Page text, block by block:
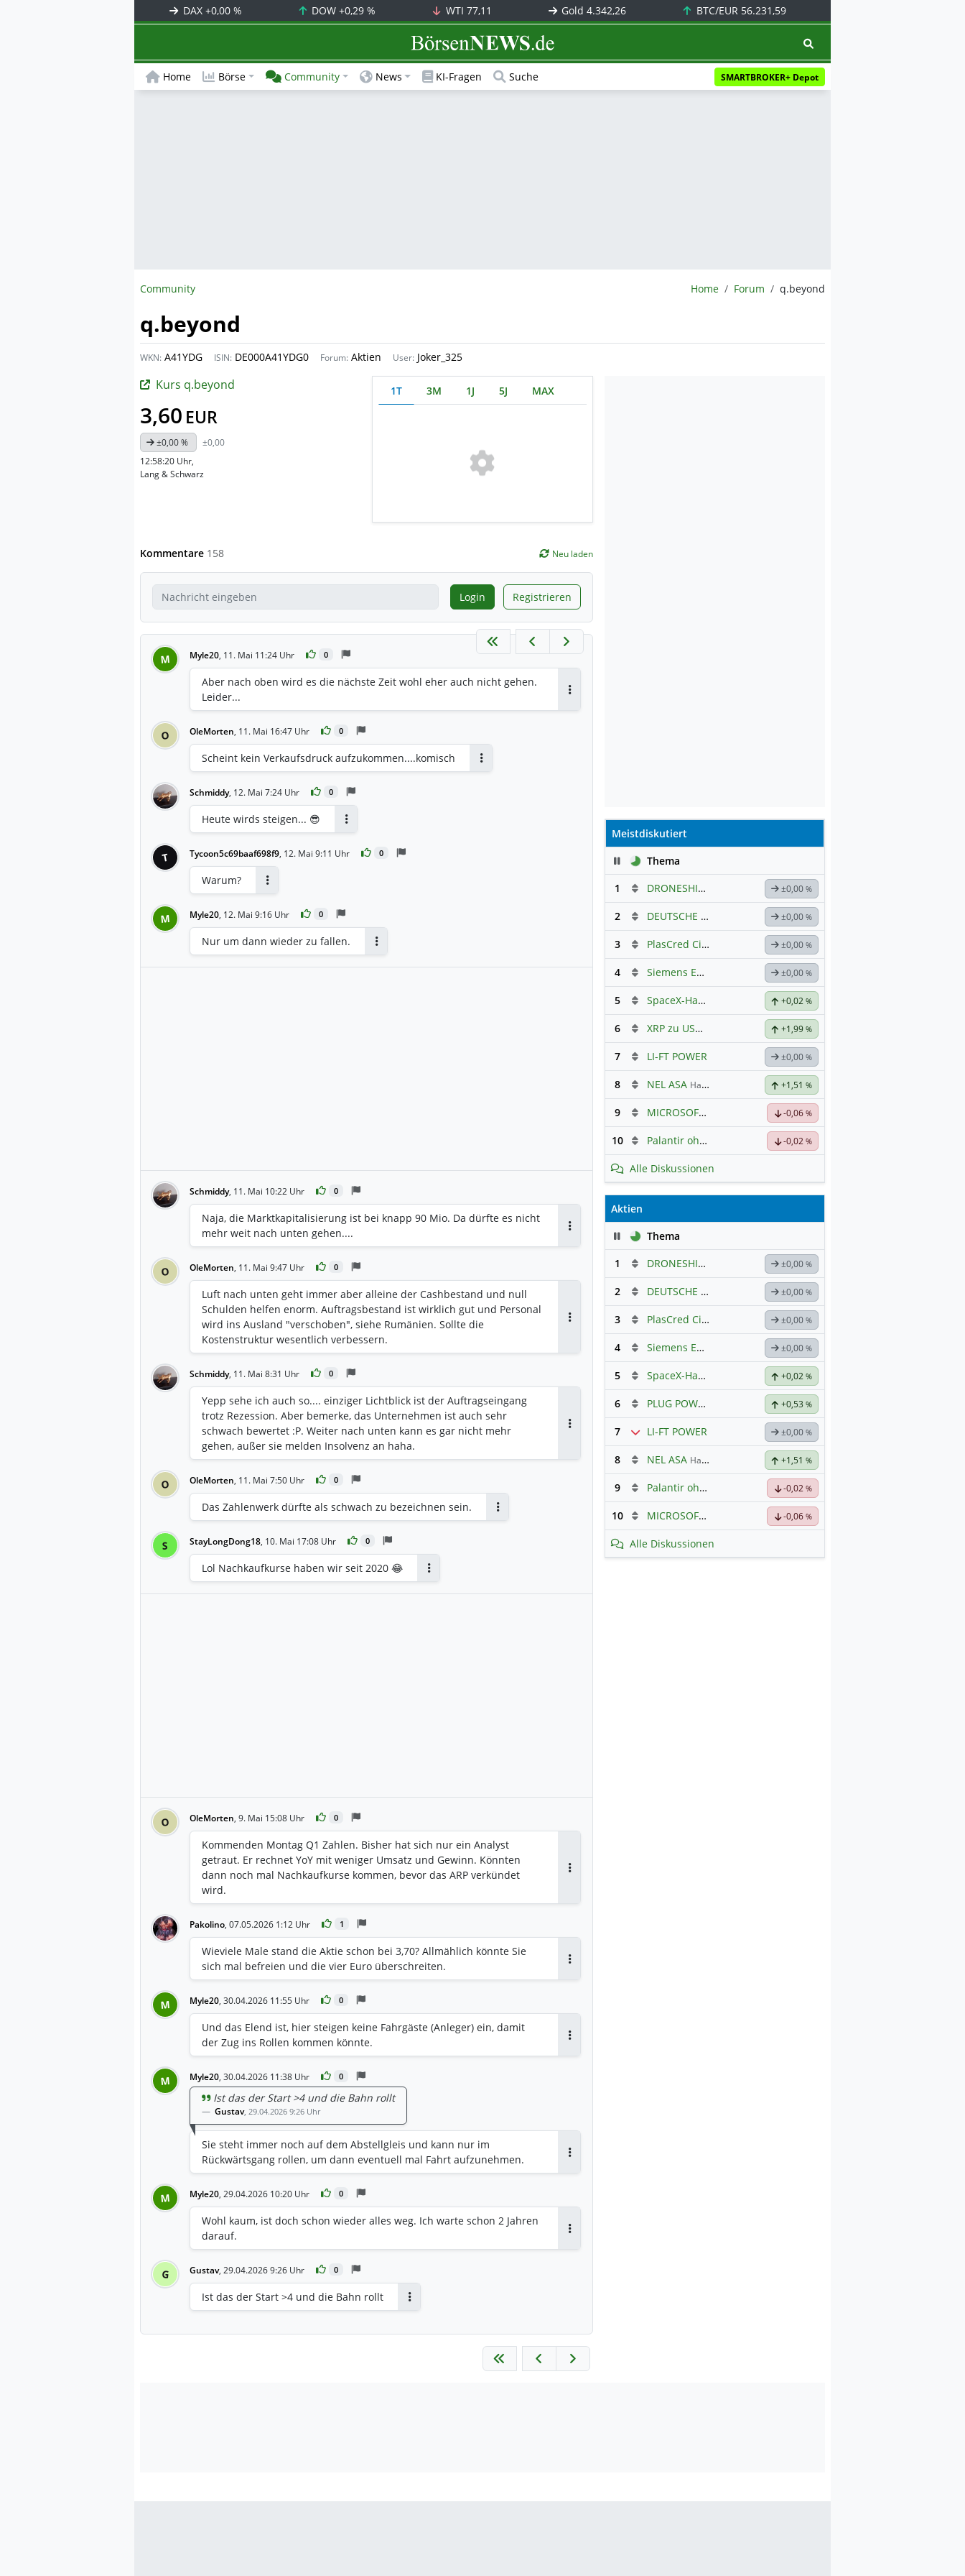
DAX +0,00 % DOW+0,29 % WTI 77,11 Gold4.342,26 BTC/EUR 56.231,59
BörsenNEWS.de
Home Börse Community News KI-Fragen Suche SMARTBROKER+ Depot
Community BörsenNEWS.de
Home Forum q.beyond
q.beyond
WKN: A41YDG ISIN: DE000A41YDG0 Forum: Aktien User: Joker_325
Kurs q.beyond
3,60 EUR
±0,00 %
±0,00
12:58:20 Uhr,
Lang & Schwarz
1T 3M 1J 5J MAX
Kommentare 158 Neu laden
Login Registrieren
M Myle20, 11. Mai 11:24 Uhr 0
Aber nach oben wird es die nächste Zeit wohl eher auch nicht gehen.
Leider...
O OleMorten, 11. Mai 16:47 Uhr 0
Scheint kein Verkaufsdruck aufzukommen....komisch
Schmiddy, 12. Mai 7:24 Uhr 0
Heute wirds steigen... 😎
T Tycoon5c69baaf698f9, 12. Mai 9:11 Uhr 0
Warum?
M Myle20, 12. Mai 9:16 Uhr 0
Nur um dann wieder zu fallen.
Schmiddy, 11. Mai 10:22 Uhr 0
Naja, die Marktkapitalisierung ist bei knapp 90 Mio. Da dürfte es nicht
mehr weit nach unten gehen....
O OleMorten, 11. Mai 9:47 Uhr 0
Luft nach unten geht immer aber alleine der Cashbestand und null
Schulden helfen enorm. Auftragsbestand ist wirklich gut und Personal
wird ins Ausland "verschoben", siehe Rumänien. Sollte die
Kostenstruktur wesentlich verbessern.
Schmiddy, 11. Mai 8:31 Uhr 0
Yepp sehe ich auch so.... einziger Lichtblick ist der Auftragseingang
trotz Rezession. Aber bemerke, das Unternehmen ist auch sehr
schwach bewertet :P. Weiter nach unten kann es gar nicht mehr
gehen, außer sie melden Insolvenz an haha.
O OleMorten, 11. Mai 7:50 Uhr 0
Das Zahlenwerk dürfte als schwach zu bezeichnen sein.
S StayLongDong18, 10. Mai 17:08 Uhr 0
Lol Nachkaufkurse haben wir seit 2020 😂
O OleMorten, 9. Mai 15:08 Uhr 0
Kommenden Montag Q1 Zahlen. Bisher hat sich nur ein Analyst
getraut. Er rechnet YoY mit weniger Umsatz und Gewinn. Könnten
dann noch mal Nachkaufkurse kommen, bevor das ARP verkündet
wird.
Pakolino, 07.05.2026 1:12 Uhr 1
Wieviele Male stand die Aktie schon bei 3,70? Allmählich könnte Sie
sich mal befreien und die vier Euro überschreiten.
M Myle20, 30.04.2026 11:55 Uhr 0
Und das Elend ist, hier steigen keine Fahrgäste (Anleger) ein, damit
der Zug ins Rollen kommen könnte.
M Myle20, 30.04.2026 11:38 Uhr 0
Ist das der Start >4 und die Bahn rollt
Gustav, 29.04.2026 9:26 Uhr
Sie steht immer noch auf dem Abstellgleis und kann nur im
Rückwärtsgang rollen, um dann eventuell mal Fahrt aufzunehmen.
M Myle20, 29.04.2026 10:20 Uhr 0
Wohl kaum, ist doch schon wieder alles weg. Ich warte schon 2 Jahren
darauf.
G Gustav, 29.04.2026 9:26 Uhr 0
Ist das der Start >4 und die Bahn rollt
Meistdiskutiert
PauseThema
1
DRONESHIELD LTD Hauptdiskussion
±0,00%
2 DEUTSCHE TELEKOM Hauptdiskussion
±0,00%
3 PlasCred Circular Innovations ±0,00%
4 Siemens Energy ±0,00%
5 SpaceX-Haupt-Hauptforum +0,02%
6 XRP zu USD +1,99%
7 LI-FT POWER ±0,00%
8 NEL ASA Hauptdiskussion +1,51 %
9 MICROSOFT -0,06%
10 Palantir ohne Schnickschnack -0,02%
Alle Diskussionen
Aktien
PauseThema
1
DRONESHIELD LTD Hauptdiskussion
±0,00%
2 DEUTSCHE TELEKOM Hauptdiskussion
±0,00%
3 PlasCred Circular Innovations ±0,00%
4 Siemens Energy ±0,00%
5 SpaceX-Haupt-Hauptforum +0,02%
6 PLUG POWER Hauptdiskussion +0,53 %
7 LI-FT POWER ±0,00%
8 NEL ASA Hauptdiskussion +1,51 %
9 Palantir ohne Schnickschnack -0,02%
10 MICROSOFT -0,06%
Alle Diskussionen